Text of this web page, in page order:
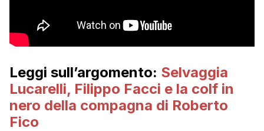
Leggi sull’argomento: Selvaggia
Lucarelli, Filippo Facci e la colf in
nero della compagna di Roberto
Fico